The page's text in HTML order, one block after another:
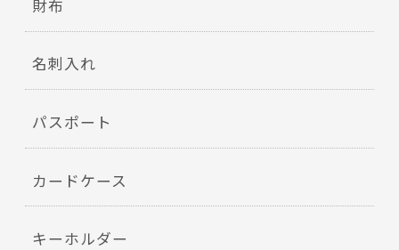
財布
名刺入れ
パスポート
カードケース
キーホルダー